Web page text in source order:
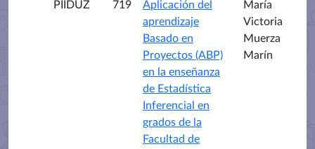
PIIDUZ 719
Aplicación del
aprendizaje
Basado en
Proyectos (ABP)
en la enseñanza
de Estadística
Inferencial en
grados de la
Facultad de
María
Victoria
Muerza
Marín